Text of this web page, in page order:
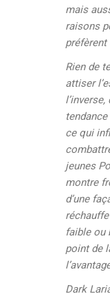
mais
raisons
préfèrent
Rien de
attiser
ce qui
jeunes
montre
d’une
faible ou
point de
Dark